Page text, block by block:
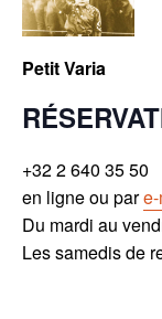
Petit Varia
+32 2 640 35 50
en ligne ou par
Du mardi au
Les samedis de